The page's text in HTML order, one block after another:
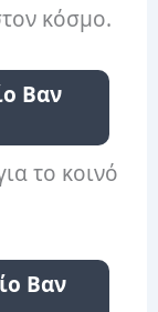
κόσμο.
Βαν
το κοινό
Βαν